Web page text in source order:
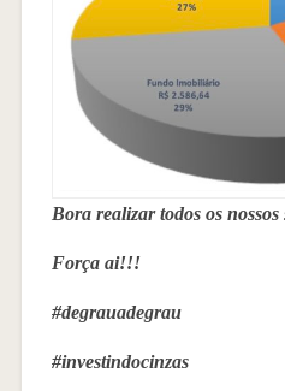
Bora realizar todos os nossos
Força ai!!!
#degrauadegrau
#investindocinzas